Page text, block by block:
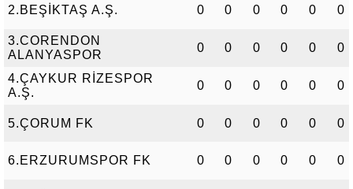
2.BEŞİKTAŞ A.Ş. 0 0 0 0 0 0
3.CORENDON
ALANYASPOR
0 0 0 0 0 0
4.ÇAYKUR RİZESPOR
A.Ş.
0 0 0 0 0 0
5.ÇORUM FK 0 0 0 0 0 0
6.ERZURUMSPOR FK 0 0 0 0 0 0